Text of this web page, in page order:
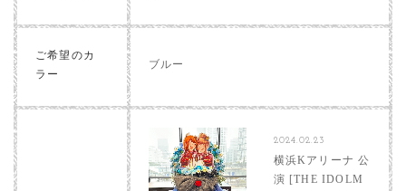
ご希望のカ
ラー
ブルー
2024.02.23
横浜Kアリーナ 公
演 [THE IDOLM